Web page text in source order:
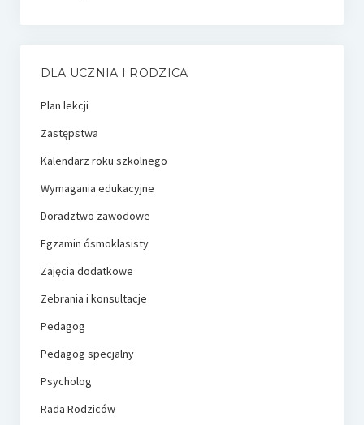
DLA UCZNIA I RODZICA
Plan lekcji
Zastępstwa
Kalendarz roku szkolnego
Wymagania edukacyjne
Doradztwo zawodowe
Egzamin ósmoklasisty
Zajęcia dodatkowe
Zebrania i konsultacje
Pedagog
Pedagog specjalny
Psycholog
Rada Rodziców